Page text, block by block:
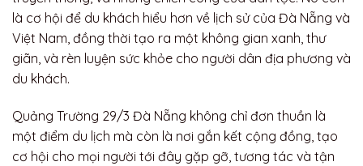
là cơ hội để du khách hiểu hơn về lịch sử của Đà Nẵng và
Việt Nam, đồng thời tạo ra một không gian xanh, thư
giãn, và rèn luyện sức khỏe cho người dân địa phương và
du khách.
Quảng Trường 29/3 Đà Nẵng không chỉ đơn thuần là
một điểm du lịch mà còn là nơi gắn kết cộng đồng, tạo
cơ hội cho mọi người tới đây gặp gỡ, tương tác và tận